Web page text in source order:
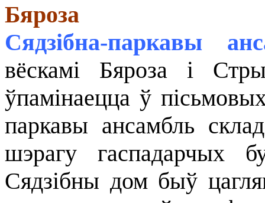
Бяроза
Сядзібна-паркавы
вёскамі Бяроза і
ўпамінаецца ў
паркавы ансамбль
шэрагу гаспадарчых
Сядзібны дом быў